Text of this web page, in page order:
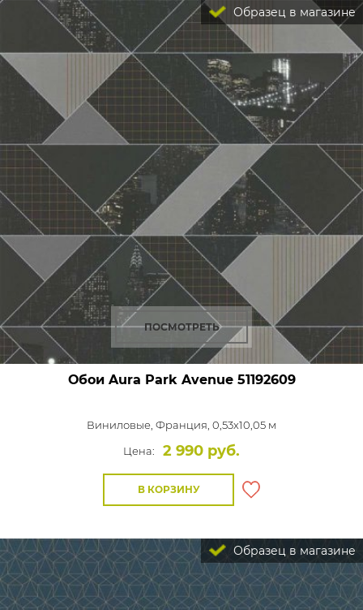
Образец в магазине
ПОСМОТРЕТЬ
Обои Aura Park Avenue51192609
Виниловые, Франция, 0,53x10,05 м
Цена:
2 990 руб.
В КОРЗИНУ
Образец в магазине